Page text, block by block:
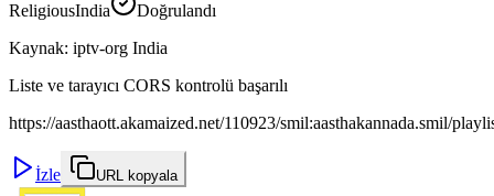
ReligiousIndia
Doğrulandı
Kaynak: iptv-org India
Liste ve tarayıcı CORS kontrolü başarılı
https://aasthaott.akamaized.net/110923/smil:aasthakannada.smil/
İzle URL kopyala